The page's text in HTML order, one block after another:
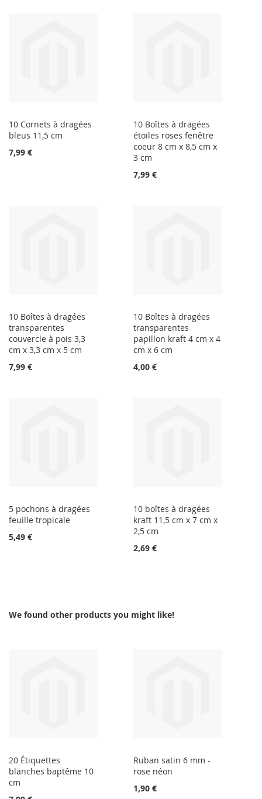
10 Cornets à dragées
bleus 11,5 cm
7,99 €
10 Boîtes à dragées
étoiles roses fenêtre
coeur 8 cm x 8,5 cm x
3 cm
7,99 €
10 Boîtes à dragées
transparentes
couvercle à pois 3,3
cm x 3,3 cm x 5 cm
7,99 €
10 Boîtes à dragées
transparentes
papillon kraft 4 cm x 4
cm x 6 cm
4,00 €
5 pochons à dragées
feuille tropicale
5,49 €
10 boîtes à dragées
kraft 11,5 cm x 7 cm x
2,5 cm
2,69 €
We found other products you might like!
20 Étiquettes
blanches baptême 10
cm
Ruban satin 6 mm -
rose néon
1,90 €